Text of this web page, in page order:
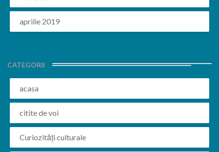
aprilie 2019
CATEGORII
acasa
citite de voi
Curiozități culturale